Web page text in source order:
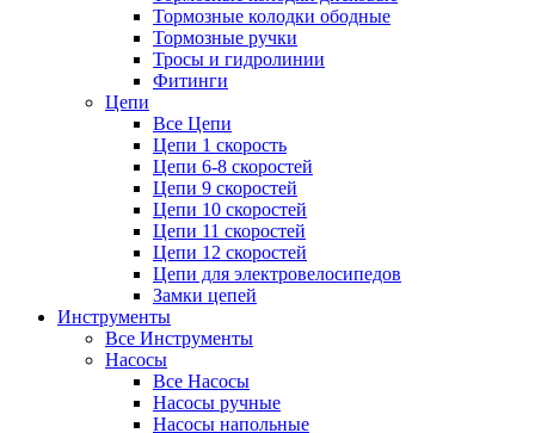
Тормозные колодки ободные
Тормозные ручки
Тросы и гидролинии
Фитинги
Цепи
Все Цепи
Цепи 1 скорость
Цепи 6-8 скоростей
Цепи 9 скоростей
Цепи 10 скоростей
Цепи 11 скоростей
Цепи 12 скоростей
Цепи для электровелосипедов
Замки цепей
Инструменты
Все Инструменты
Насосы
Все Насосы
Насосы ручные
Насосы напольные